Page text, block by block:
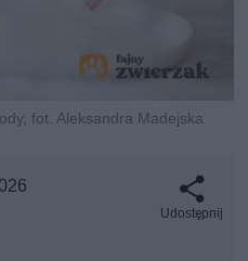
fot. Aleksandra Madejska
Udostępnij